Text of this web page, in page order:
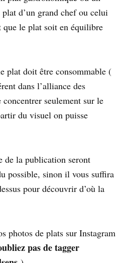
d’un grand chef ou celui
le plat soit en équilibre
plat doit être consommable (
dans l’alliance des
seulement sur le
du visuel on puisse
de la publication seront
possible, sinon il vous suffira
pour découvrir d’où la
photos de plats sur Instagram
pas de tagger